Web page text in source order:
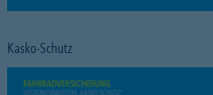
Kasko-Schutz